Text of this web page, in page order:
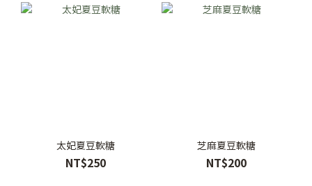
太妃夏豆軟糖
NT$250
芝麻夏豆軟糖
NT$200